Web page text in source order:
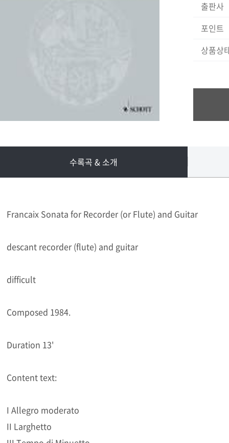
출판사
포인트
상품상
수록곡 & 소개
Francaix Sonata for Recorder (or Flute) and Guitar
descant recorder (flute) and guitar
difficult
Composed 1984.
Duration 13'
Content text:
I Allegro moderato
II Larghetto